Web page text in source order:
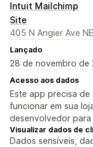
Intuit Mailchimp
Site
405 N Angier Ave
Lançado
28 de novembro de
Acesso aos dados
Este app precisa
funcionar em sua
desenvolvedor
Visualizar dados de
Dados sensíveis,